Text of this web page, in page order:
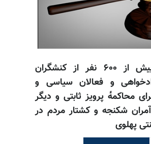
فراخوان بیش از ۶۰۰ نفر از کنشگران
و فعالان سیاسی و
محاکمه‌ٔ پرویز ثابتی و دیگر
شکنجه و کشتار مردم در
پهلوی